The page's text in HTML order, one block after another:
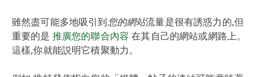
雖然盡可能多地吸引到您的網站流量是很有誘惑力的,但
重要的是 推廣您的聯合內容 在其自己的網站或網路上。
這樣,你就能説明它積聚動力。